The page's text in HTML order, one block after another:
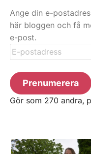
Ange din e-
här bloggen och få
e-post.
E-
postadress
Prenumerera
Gör som 270 andra,